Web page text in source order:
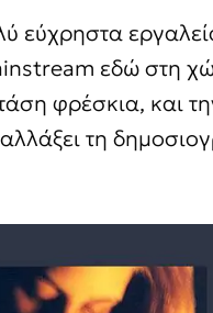
εύχρηστα
εδώ στη
φρέσκια, και
τη